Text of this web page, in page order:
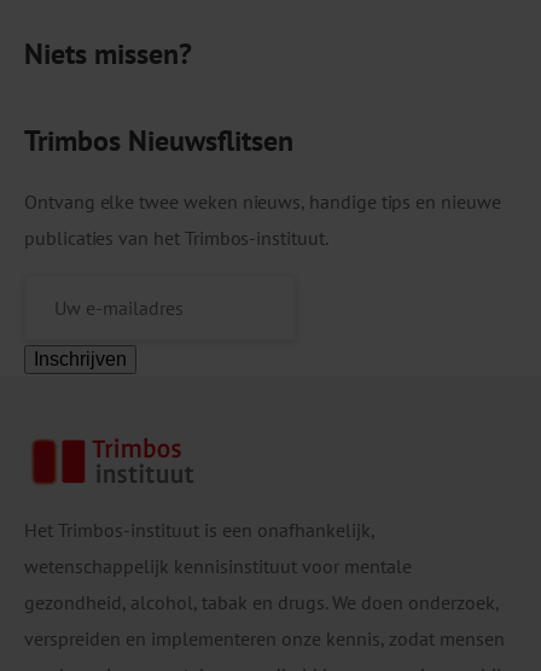
Niets missen?
Trimbos Nieuwsflitsen
Ontvang elke twee weken nieuws, handige tips en nieuwe
publicaties van het Trimbos-instituut.
Inschrijven
Het Trimbos-instituut is een onafhankelijk,
wetenschappelijk kennisinstituut voor mentale
gezondheid, alcohol, tabak en drugs. We doen onderzoek,
verspreiden en implementeren onze kennis, zodat mensen